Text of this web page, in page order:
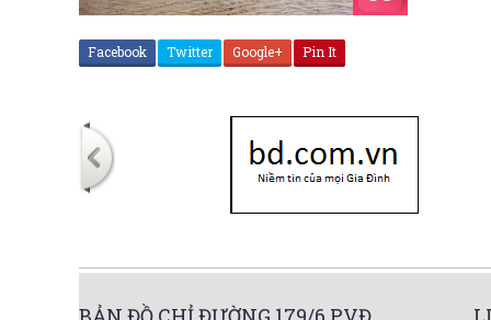
Facebook Twitter Google+ Pin It